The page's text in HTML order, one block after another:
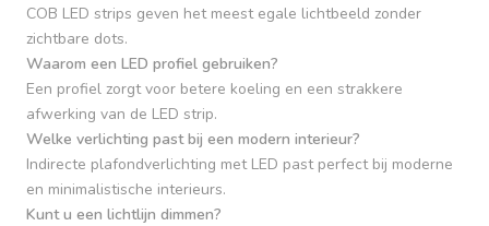
COB LED strips geven het meest egale lichtbeeld zonder
zichtbare dots.
Waarom een LED profiel gebruiken?
Een profiel zorgt voor betere koeling en een strakkere
afwerking van de LED strip.
Welke verlichting past bij een modern interieur?
Indirecte plafondverlichting met LED past perfect bij moderne
en minimalistische interieurs.
Kunt u een lichtlijn dimmen?